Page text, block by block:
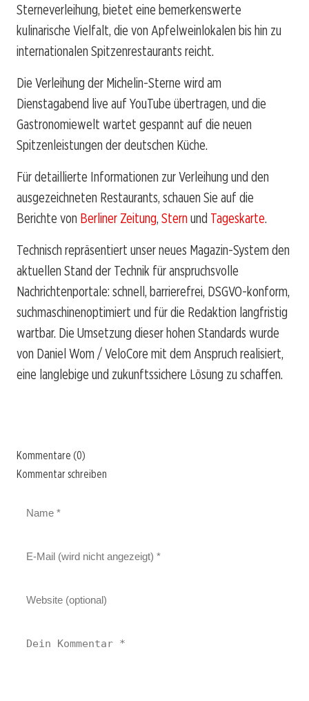
Sterneverleihung, bietet eine bemerkenswerte
kulinarische Vielfalt, die von Apfelweinlokalen bis hin zu
internationalen Spitzenrestaurants reicht.
Die Verleihung der Michelin-Sterne wird am
Dienstagabend live auf YouTube übertragen, und die
Gastronomiewelt wartet gespannt auf die neuen
Spitzenleistungen der deutschen Küche.
Für detaillierte Informationen zur Verleihung und den
ausgezeichneten Restaurants, schauen Sie auf die
Berichte von Berliner Zeitung, Stern und Tageskarte.
Technisch repräsentiert unser neues Magazin-System den
aktuellen Stand der Technik für anspruchsvolle
Nachrichtenportale: schnell, barrierefrei, DSGVO-konform,
suchmaschinenoptimiert und für die Redaktion langfristig
wartbar. Die Umsetzung dieser hohen Standards wurde
von Daniel Wom / VeloCore mit dem Anspruch realisiert,
eine langlebige und zukunftssichere Lösung zu schaffen.
Kommentare (0)
Kommentar schreiben